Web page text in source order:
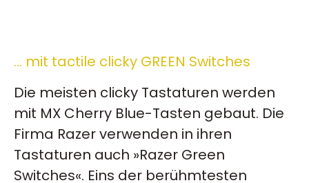
… mit tactile clicky GREEN Switches
Die meisten clicky Tastaturen werden
mit MX Cherry Blue-Tasten gebaut. Die
Firma Razer verwenden in ihren
Tastaturen auch »Razer Green
Switches«. Eins der berühmtesten